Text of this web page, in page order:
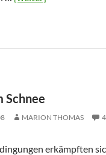
Schnee
MARION THOMAS
erkämpften